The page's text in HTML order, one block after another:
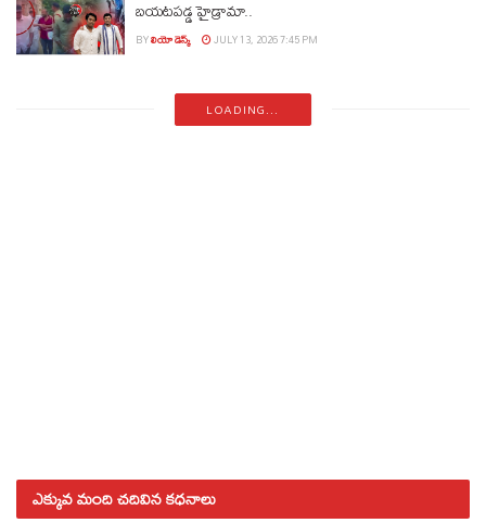
బయటపడ్డ హైడ్రామా..
BYలియో డెస్క్ JULY 13, 2026 7:45 PM
LOADING...
ఎక్కువ మంది చదివిన కధనాలు